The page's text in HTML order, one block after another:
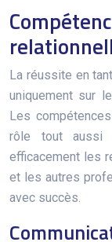
La réussite en
uniquement sur
Les
rôle tout aussi
efficacement les
et les autres
avec succès.